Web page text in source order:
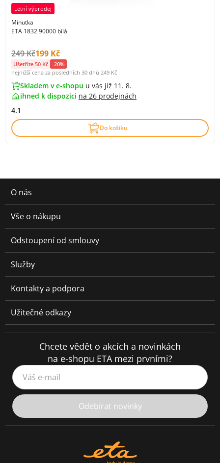
Letní výprodej
Minutka
ETA 1832 90000 bílá
Původní cena s DPH:
249 KčCena s DPH:
199 Kč
Ušetříte 50 Kč -20%
nejnižší cena za posledních 30 dnů 249 Kč
Skladem v e-shopu u vás již 11. 8.
ihned k dispozici na 26 prodejnách
4.1
Do košíku
O nás
Vše o nákupu
Odstoupení od smlouvy
Služby
Kontakty a podpora
Užitečné odkazy
Chcete vědět o akcích a novinkách
na e-shopu ETA mezi prvními?
Váš e-mail
Odebírat novinky